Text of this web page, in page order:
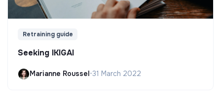
Retraining guide
Seeking IKIGAI
Marianne Roussel •31 March 2022